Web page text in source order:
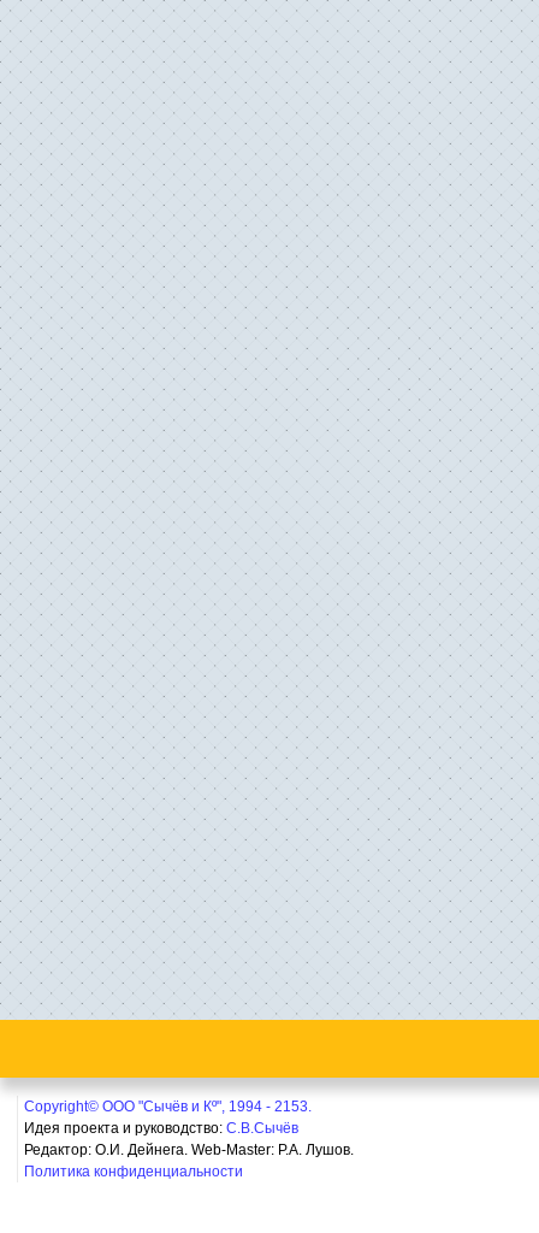
Copyright© ООО "Сычёв и Кº", 1994 - 2153.
Идея проекта и руководство: С.В.Сычёв
Редактор: О.И. Дейнега. Web-Master: Р.А. Лушов.
Политика конфиденциальности